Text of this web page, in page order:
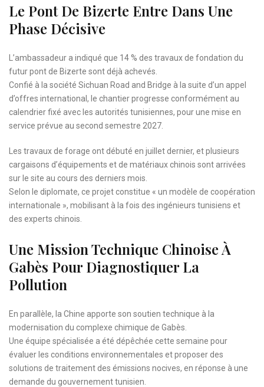
Le Pont De Bizerte Entre Dans Une
Phase Décisive
L’ambassadeur a indiqué que 14 % des travaux de fondation du
futur pont de Bizerte sont déjà achevés.
Confié à la société Sichuan Road and Bridge à la suite d’un appel
d’offres international, le chantier progresse conformément au
calendrier fixé avec les autorités tunisiennes, pour une mise en
service prévue au second semestre 2027.
Les travaux de forage ont débuté en juillet dernier, et plusieurs
cargaisons d’équipements et de matériaux chinois sont arrivées
sur le site au cours des derniers mois.
Selon le diplomate, ce projet constitue « un modèle de coopération
internationale », mobilisant à la fois des ingénieurs tunisiens et
des experts chinois.
Une Mission Technique Chinoise À
Gabès Pour Diagnostiquer La
Pollution
En parallèle, la Chine apporte son soutien technique à la
modernisation du complexe chimique de Gabès.
Une équipe spécialisée a été dépêchée cette semaine pour
évaluer les conditions environnementales et proposer des
solutions de traitement des émissions nocives, en réponse à une
demande du gouvernement tunisien.